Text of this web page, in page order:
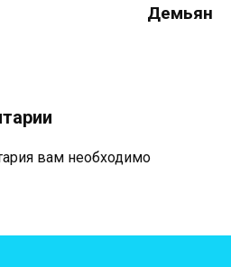
Демьян
вам необходимо